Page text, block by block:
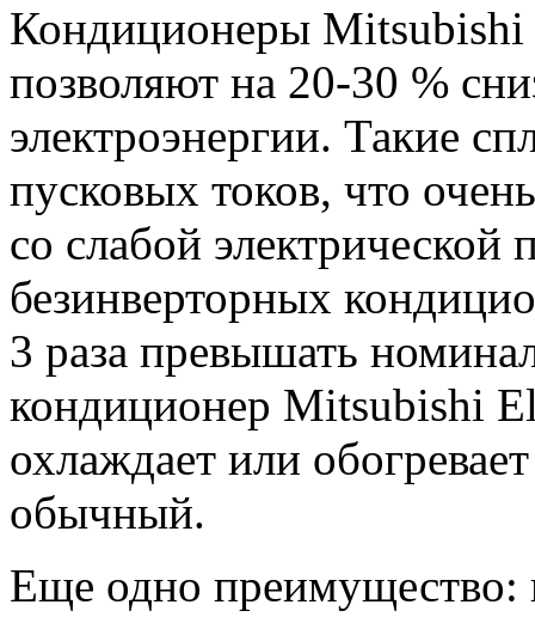
Кондиционеры Mitsubishi
позволяют на 20-30 %
электроэнергии. Такие
пусковых токов, что
со слабой
безинверторных
3 раза превышать
кондиционер Mitsubishi
охлаждает или
обычный.
Еще одно преимущество: